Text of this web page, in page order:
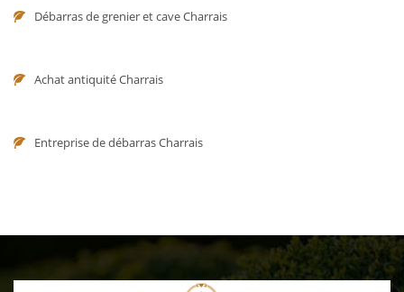
Débarras de grenier et cave Charrais
Achat antiquité Charrais
Entreprise de débarras Charrais